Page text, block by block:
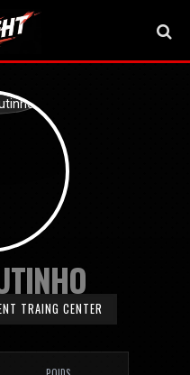
TRAING CENTER